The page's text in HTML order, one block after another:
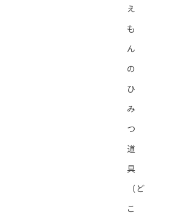
え
も
ん
の
ひ
み
つ
道
具
（ど
こ